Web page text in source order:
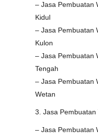
– Jasa Pembuatan
Kidul
– Jasa Pembuatan
Kulon
– Jasa Pembuatan
Tengah
– Jasa Pembuatan
Wetan
3. Jasa
– Jasa Pembuatan